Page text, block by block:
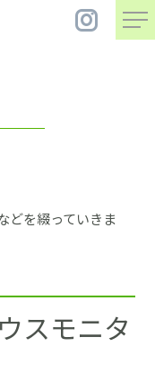
どを綴っていきま
スモニタ